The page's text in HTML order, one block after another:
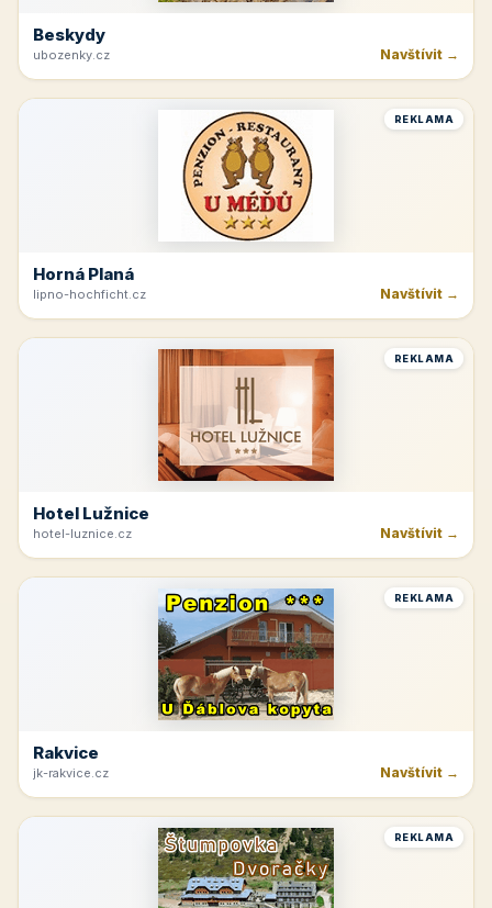
Beskydy
ubozenky.cz Navštívit →
REKLAMA
Horná Planá
lipno-hochficht.cz Navštívit →
REKLAMA
Hotel Lužnice
hotel-luznice.cz Navštívit →
REKLAMA
Rakvice
jk-rakvice.cz Navštívit →
REKLAMA